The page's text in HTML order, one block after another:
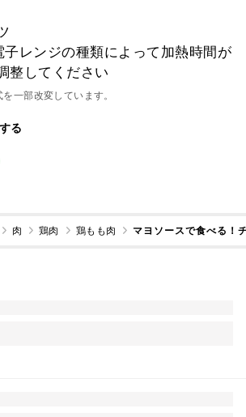
レンジの種類によって加熱時間が
整してください
一部改変しています。
る
肉 鶏肉 鶏もも肉 マヨソースで食べる！